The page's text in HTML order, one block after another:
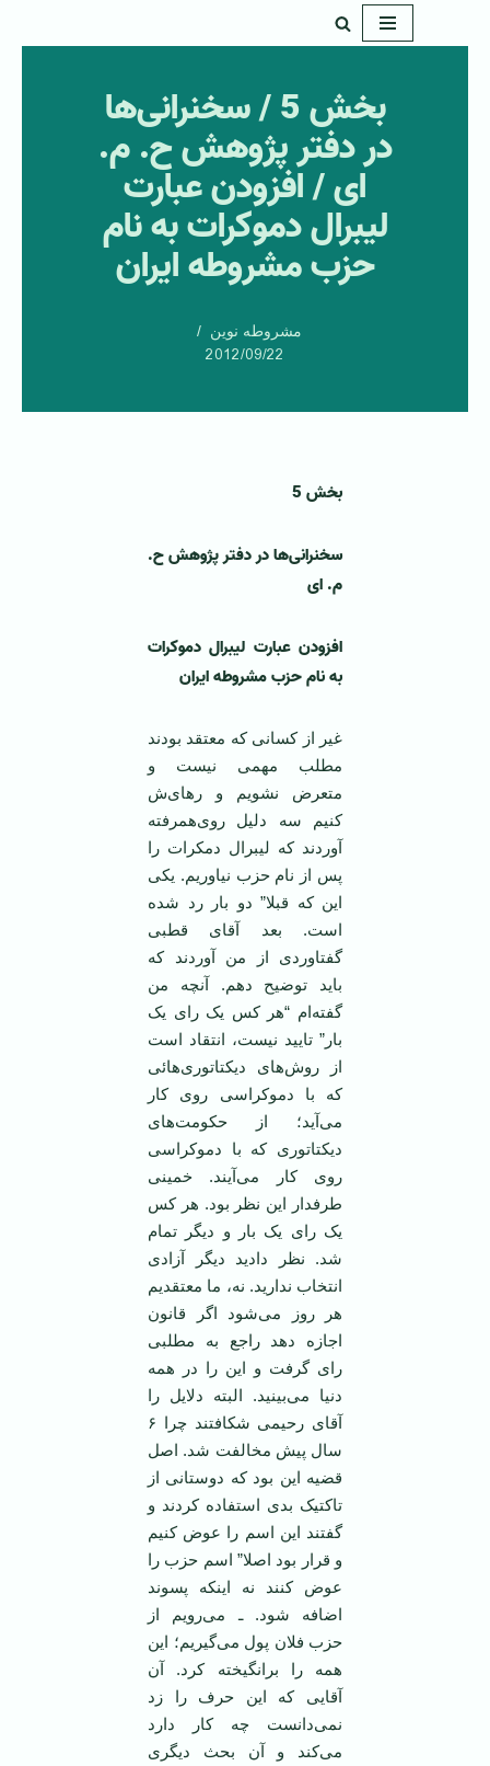
بخش 5 / سخنرانی‌ها
در دفتر پژوهش ح. م.
ای / افزودن عبارت
لیبرال دموکرات به نام
حزب مشروطه ایران
مشروطه نوین
2012/09/22
بخش 5
سخنرانی‌ها در دفتر پژوهش ح.
م. ای
افزودن عبارت لیبرال دموکرات
به نام حزب مشروطه ایران
غیر از کسانی که معتقد بودند
مطلب مهمی نیست و
متعرض نشویم و رهای‌ش
کنیم سه دلیل روی‌همرفته
آوردند که لیبرال دمکرات را
پس از نام حزب نیاوريم. یکی
این که قبلا” دو بار رد شده
است. بعد آقای قطبی
گفتاوردی از من آوردند که
باید توضیح دهم. آنچه من
گفته‌ام “هر کس یک رای یک
بار” تایید نیست، انتقاد است
از روش‌های دیکتاتوری‌هائی
که با دموکراسی روی کار
می‌آید؛ از حکومت‌های
دیکتاتوری که با دموکراسی
روی کار می‌آیند. خمینی
طرفدار این نظر بود. هر کس
یک رای یک بار و دیگر تمام
شد. نظر دادید دیگر آزادی
انتخاب ندارید. نه، ما معتقدیم
هر روز می‌شود اگر قانون
اجازه دهد راجع به مطلبی
رای گرفت و این را در همه
دنیا می‌بینید. البته دلایل را
آقای رحیمی شکافتند چرا ۶
سال پیش مخالفت شد. اصل
قضیه این بود که دوستانی از
تاکتیک بدی استفاده کردند و
گفتند این اسم را عوض کنیم
و قرار بود اصلا” اسم حزب را
عوض کنند نه اینکه پسوند
اضافه شود. ـ می‌رویم از
حزب فلان پول می‌گیریم؛ این
همه را برانگیخته کرد. آن
آقایی که این حرف را زد
نمی‌دانست چه کار دارد
می‌کند و آن بحث دیگری